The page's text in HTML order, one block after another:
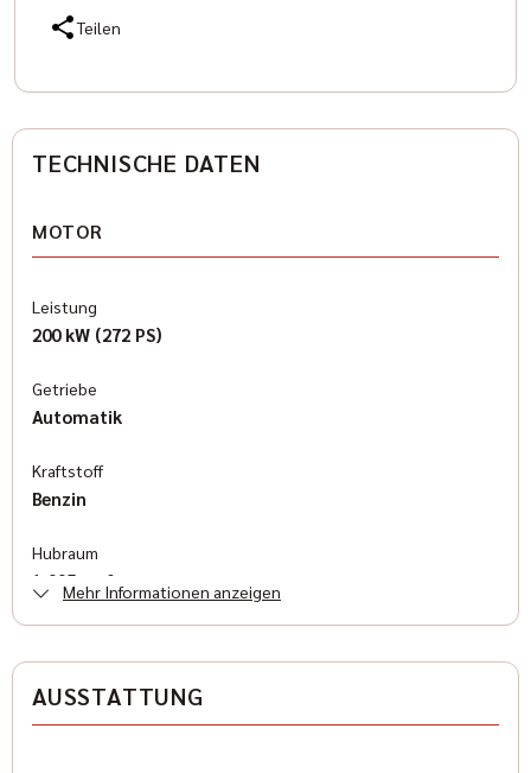
Teilen
TECHNISCHE DATEN
MOTOR
Leistung
200 kW (272 PS)
Getriebe
Automatik
Kraftstoff
Benzin
Hubraum
1.995 cm³
Allradantrieb
Mehr Informationen anzeigen
AUSSTATTUNG